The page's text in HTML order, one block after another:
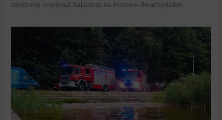
niedzielę wypłynął kajakiem na Jezioro Swarzędzkie.